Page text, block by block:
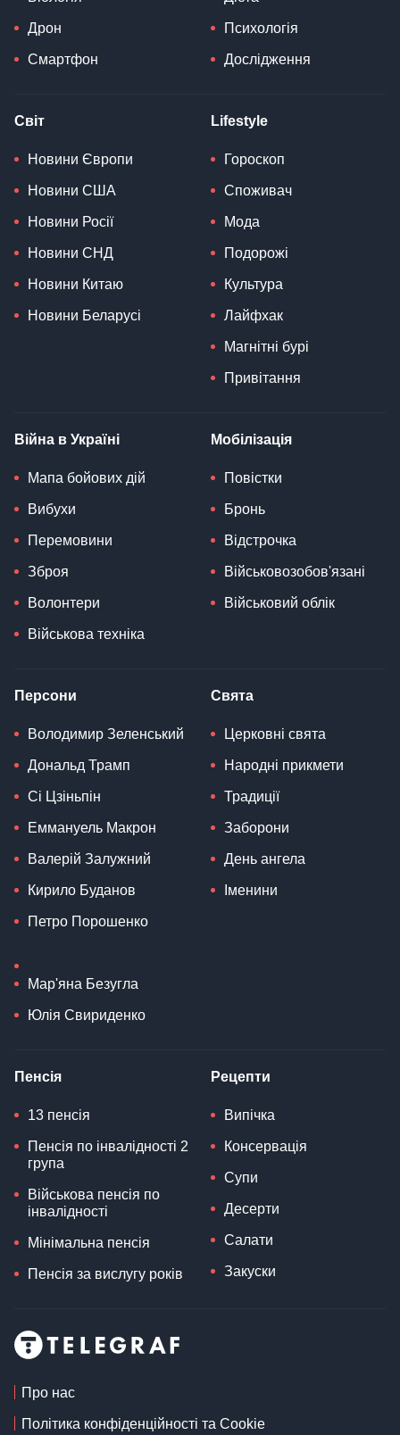
Дрон
Смартфон
Психологія
Дослідження
Світ
Новини Європи
Новини США
Новини Росії
Новини СНД
Новини Китаю
Новини Беларусі
Lifestyle
Гороскоп
Споживач
Мода
Подорожі
Культура
Лайфхак
Магнітні бурі
Привітання
Війна в Україні
Мапа бойових дій
Вибухи
Перемовини
Зброя
Волонтери
Військова техніка
Мобілізація
Повістки
Бронь
Відстрочка
Військовозобов'язані
Військовий облік
Персони
Володимир Зеленський
Дональд Трамп
Сі Цзіньпін
Еммануель Макрон
Валерій Залужний
Кирило Буданов
Петро Порошенко
Мар'яна Безугла
Юлія Свириденко
Свята
Церковні свята
Народні прикмети
Традиції
Заборони
День ангела
Іменини
Пенсія
13 пенсія
Пенсія по інвалідності 2
група
Військова пенсія по
інвалідності
Мінімальна пенсія
Пенсія за вислугу років
Рецепти
Випічка
Консервація
Супи
Десерти
Салати
Закуски
Про нас
Політика конфіденційності та Cookie